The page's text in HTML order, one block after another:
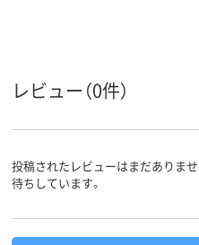
レビュー（0件）
投稿されたレビューはまだありま
待ちしています。